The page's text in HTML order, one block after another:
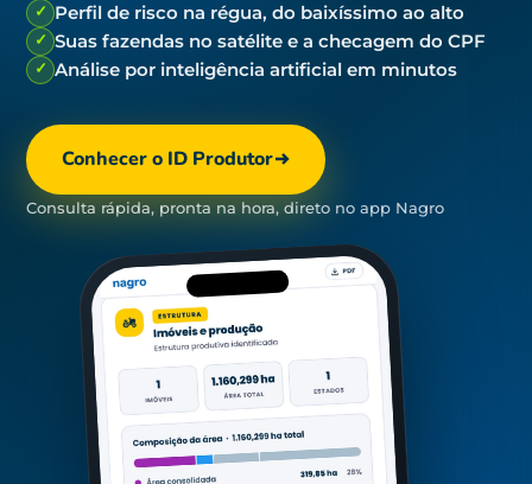
✓ Perfil de risco na régua, do baixíssimo ao alto
✓ Suas fazendas no satélite e a checagem do CPF
✓ Análise por inteligência artificial em minutos
Conhecer o ID Produtor
Consulta rápida, pronta na hora, direto no app Nagro